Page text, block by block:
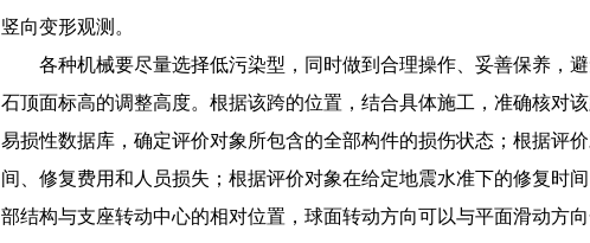
竖向变形观测。
各种机械要尽量选择低污染型，同时做到合理操作、妥善保养，
石顶面标高的调整高度。根据该跨的位置，结合具体施工，准确核对
易损性数据库，确定评价对象所包含的全部构件的损伤状态；根据评
间、修复费用和人员损失；根据评价对象在给定地震水准下的修复时
部结构与支座转动中心的相对位置，球面转动方向可以与平面滑动方向